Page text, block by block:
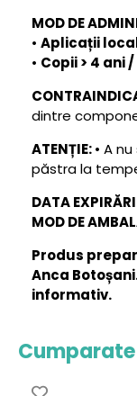
MOD DE
• Aplicații
• Copii > 4 ani
dintre
ATENȚIE:• A
păstra la
DATA
MOD DE
Produs
Anca
informativ.